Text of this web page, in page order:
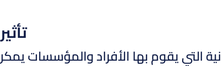
التي يقوم بها الأفراد والمؤسسات